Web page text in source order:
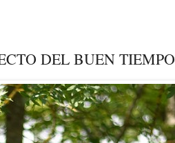
DEL BUEN TIEMPO